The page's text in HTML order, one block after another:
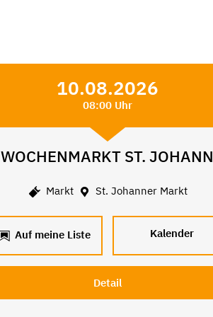
10.08.2026
08:00 Uhr
WOCHENMARKT ST. JOHANN
Markt St. Johanner Markt
Auf meine Liste Kalender
Detail